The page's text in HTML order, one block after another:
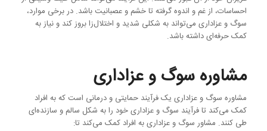
احساسات، از غم و اندوه گرفته تا خشم و عصبانیت باشد. در برخی موارد،
سوگ و عزاداری می‌تواند به شکلی شدید و اختلال‌زا بروز کند و نیاز به
کمک حرفه‌ای داشته باشد.
مشاوره سوگ و عزاداری
مشاوره سوگ و عزاداری یک فرآیند حمایتی و درمانی است که به افراد
کمک می‌کند تا فرآیند سوگ و عزاداری خود را به شکل سالم و سازنده‌ای
طی کنند. مشاور سوگ و عزاداری به افراد کمک می‌کند تا: